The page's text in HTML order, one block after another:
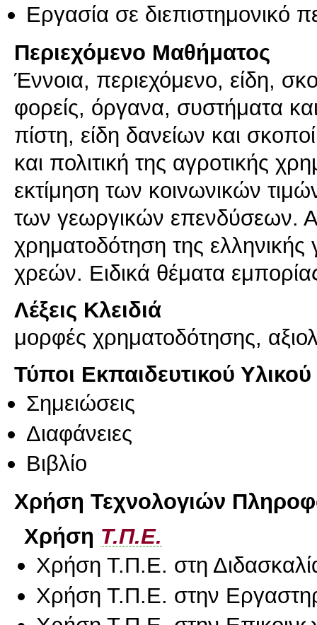
Εργασία σε διεπιστημονικό
Περιεχόμενο Μαθήματος
Έννοια, περιεχόμενο, είδη,
φορείς, όργανα, συστήματα
πίστη, είδη δανείων και
και πολιτική της αγροτικής
εκτίμηση των κοινωνικών
των γεωργικών επενδύσεων.
χρηματοδότηση της
χρεών. Ειδικά θέματα
Λέξεις Κλειδιά
μορφές χρηματοδότησης,
Τύποι Εκπαιδευτικού Υλικού
Σημειώσεις
Διαφάνειες
Βιβλίο
Χρήση Τεχνολογιών
Χρήση Τ.Π.Ε.
Χρήση Τ.Π.Ε. στη
Χρήση Τ.Π.Ε. στην